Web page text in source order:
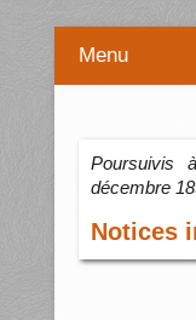
Menu
Poursuivis
décembre
Notices